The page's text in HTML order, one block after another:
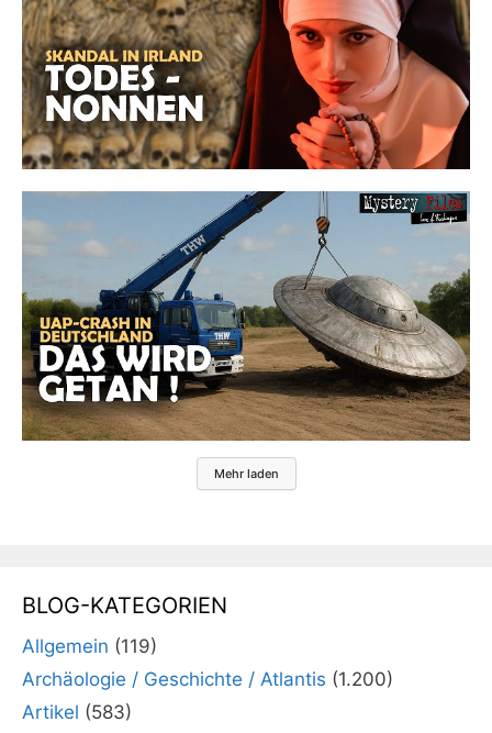
Mehr laden
BLOG-KATEGORIEN
Allgemein (119)
Archäologie / Geschichte / Atlantis (1.200)
Artikel (583)